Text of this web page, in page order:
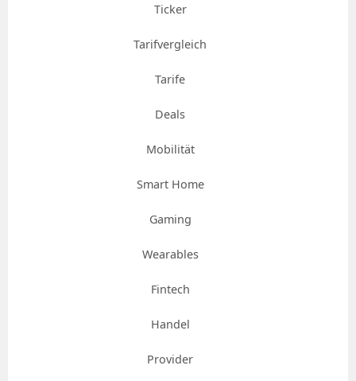
Ticker
Tarifvergleich
Tarife
Deals
Mobilität
Smart Home
Gaming
Wearables
Fintech
Handel
Provider